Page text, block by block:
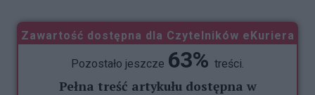
Zawartość dostępna dla Czytelników eKuriera
Pozostało jeszcze 63% treści.
Pełna treść artykułu dostępna w